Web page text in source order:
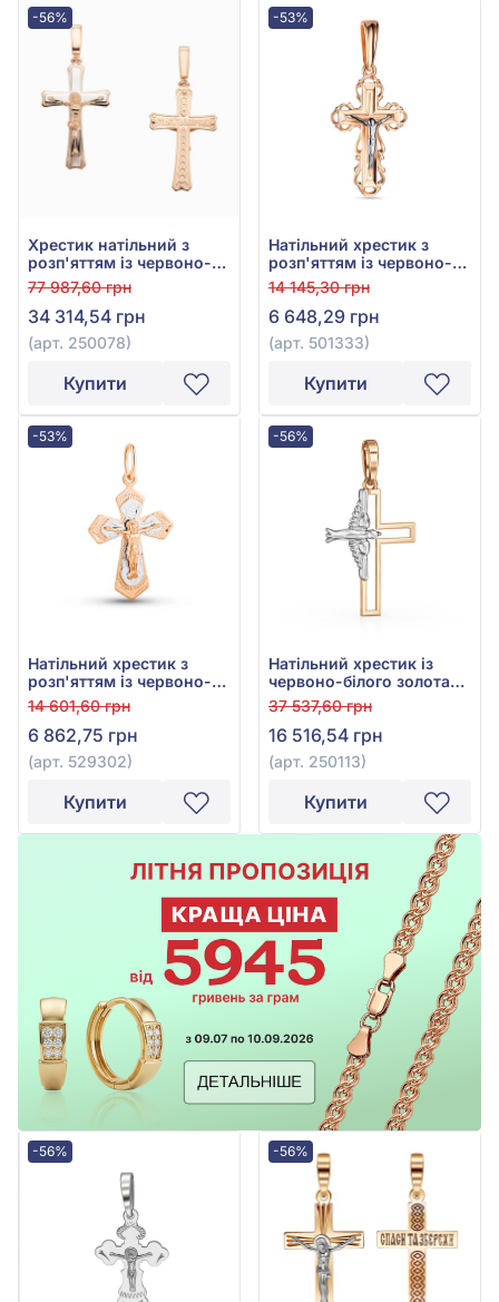
-56%
Хрестик натільний з
розп'яттям із червоно-
білого золота 585°, арт.
250078
77 987,60 грн
34 314,54 грн
(арт. 250078)
Купити
-53%
Натільний хрестик з
розп'яттям із червоно-
білого золота 585°, без
вставки, арт. 501333
14 145,30 грн
6 648,29 грн
(арт. 501333)
Купити
-53%
Натільний хрестик з
розп'яттям із червоно-
білого золота 585°, арт.
529302
14 601,60 грн
6 862,75 грн
(арт. 529302)
Купити
-56%
Натільний хрестик із
червоно-білого золота
585°, арт. 250113
37 537,60 грн
16 516,54 грн
(арт. 250113)
Купити
-56% -56%